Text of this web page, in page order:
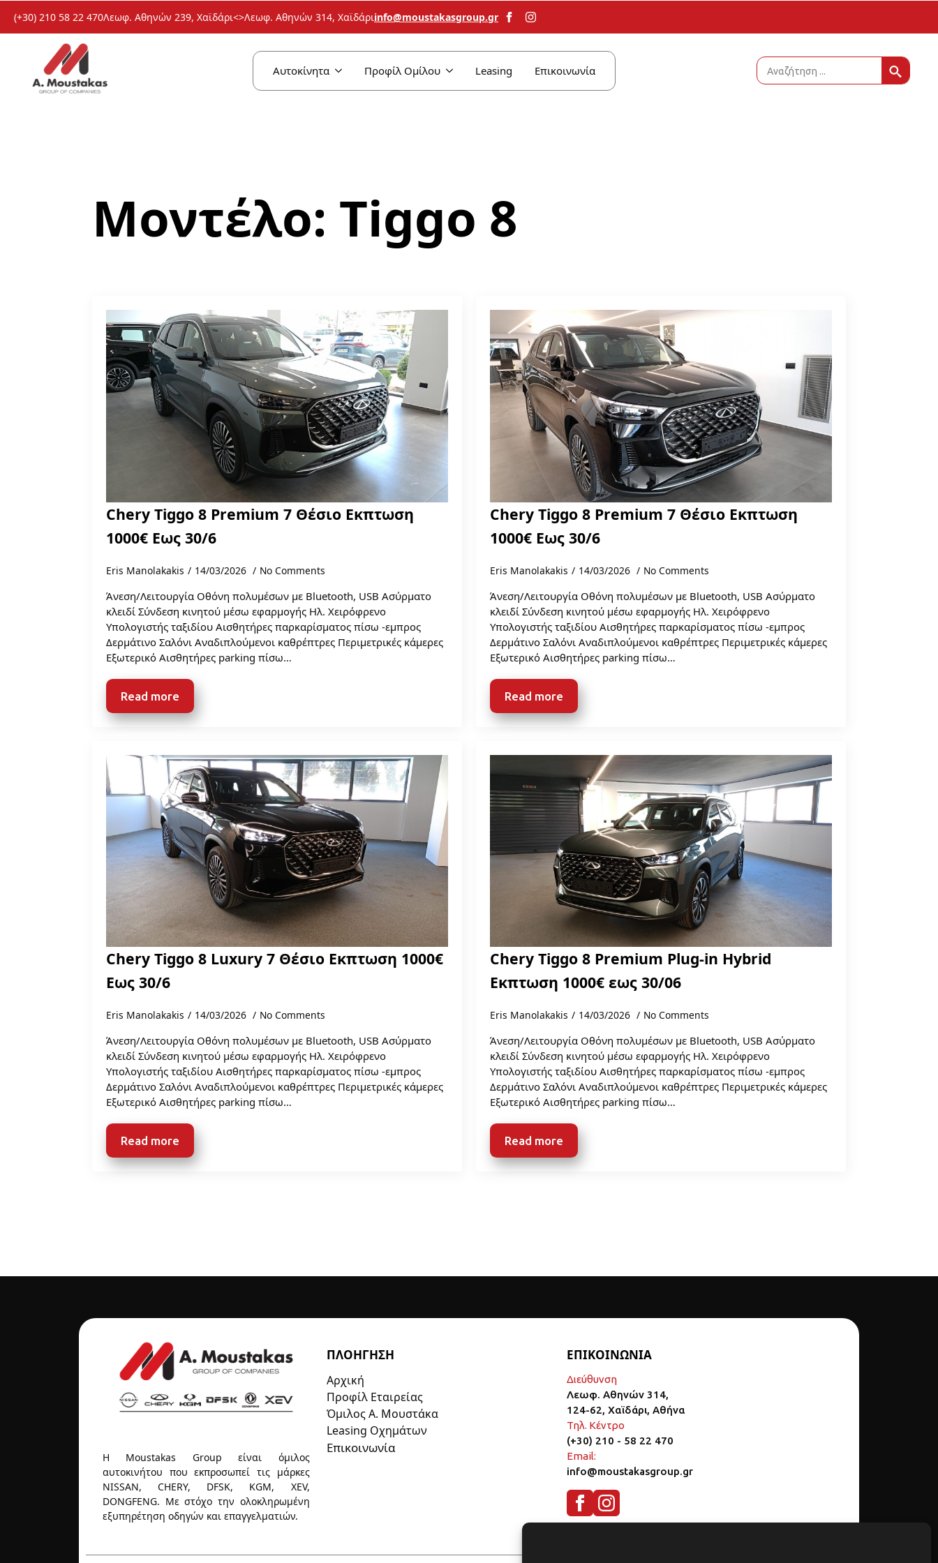
(+30) 210 58 22 470Λεωφ. Αθηνών 239, Χαϊδάρι<>Λεωφ. Αθηνών 314, Χαϊδάριinfo@moustakasgroup.gr
Αυτοκίνητα Προφίλ Ομίλου Leasing Επικοινωνία
for:
Μοντέλο: Tiggo 8
Chery Tiggo 8 Premium 7 Θέσιο Εκπτωση
1000€ Εως 30/6
Eris Manolakakis 14/03/2026 No Comments
Άνεση/Λειτουργία Οθόνη πολυμέσων με Bluetooth, USB Ασύρματο
κλειδί Σύνδεση κινητού μέσω εφαρμογής Ηλ. Χειρόφρενο
Υπολογιστής ταξιδίου Αισθητήρες παρκαρίσματος πίσω -εμπρος
Δερμάτινο Σαλόνι Αναδιπλούμενοι καθρέπτρες Περιμετρικές κάμερες
Εξωτερικό Αισθητήρες parking πίσω…
Read more
Chery Tiggo 8 Premium 7 Θέσιο Εκπτωση
1000€ Εως 30/6
Eris Manolakakis 14/03/2026 No Comments
Άνεση/Λειτουργία Οθόνη πολυμέσων με Bluetooth, USB Ασύρματο
κλειδί Σύνδεση κινητού μέσω εφαρμογής Ηλ. Χειρόφρενο
Υπολογιστής ταξιδίου Αισθητήρες παρκαρίσματος πίσω -εμπρος
Δερμάτινο Σαλόνι Αναδιπλούμενοι καθρέπτρες Περιμετρικές κάμερες
Εξωτερικό Αισθητήρες parking πίσω…
Read more
Chery Tiggo 8 Luxury 7 Θέσιο Εκπτωση 1000€
Εως 30/6
Eris Manolakakis 14/03/2026 No Comments
Άνεση/Λειτουργία Οθόνη πολυμέσων με Bluetooth, USB Ασύρματο
κλειδί Σύνδεση κινητού μέσω εφαρμογής Ηλ. Χειρόφρενο
Υπολογιστής ταξιδίου Αισθητήρες παρκαρίσματος πίσω -εμπρος
Δερμάτινο Σαλόνι Αναδιπλούμενοι καθρέπτρες Περιμετρικές κάμερες
Εξωτερικό Αισθητήρες parking πίσω…
Read more
Chery Tiggo 8 Premium Plug-in Hybrid
Εκπτωση 1000€ εως 30/06
Eris Manolakakis 14/03/2026 No Comments
Άνεση/Λειτουργία Οθόνη πολυμέσων με Bluetooth, USB Ασύρματο
κλειδί Σύνδεση κινητού μέσω εφαρμογής Ηλ. Χειρόφρενο
Υπολογιστής ταξιδίου Αισθητήρες παρκαρίσματος πίσω -εμπρος
Δερμάτινο Σαλόνι Αναδιπλούμενοι καθρέπτρες Περιμετρικές κάμερες
Εξωτερικό Αισθητήρες parking πίσω…
Read more
Η Moustakas Group είναι όμιλος
αυτοκινήτου που εκπροσωπεί τις μάρκες
NISSAN, CHERY, DFSK, KGM, XEV,
DONGFENG. Με στόχο την ολοκληρωμένη
εξυπηρέτηση οδηγών και επαγγελματιών.
ΠΛΟΗΓΗΣΗ
Αρχική
Προφίλ Εταιρείας
Όμιλος Α. Μουστάκα
Leasing Οχημάτων
Επικοινωνία
ΕΠΙΚΟΙΝΩΝΙΑ
Διεύθυνση
Λεωφ. Αθηνών 314,
124-62, Χαϊδάρι, Αθήνα
Τηλ. Κέντρο
(+30) 210 - 58 22 470
Email:
info@moustakasgroup.gr